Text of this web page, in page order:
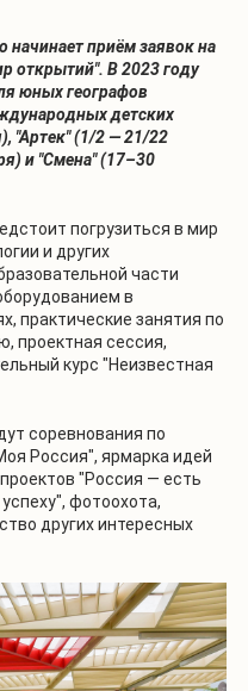
начинает приём заявок на
открытий". В 2023 году
юных географов
детских
"Артек" (1/2 — 21/22
и "Смена" (17–30
погрузиться в мир
и других
части
в
практические занятия по
проектная сессия,
курс "Неизвестная
соревнования по
Россия", ярмарка идей
"Россия — есть
фотоохота,
других интересных